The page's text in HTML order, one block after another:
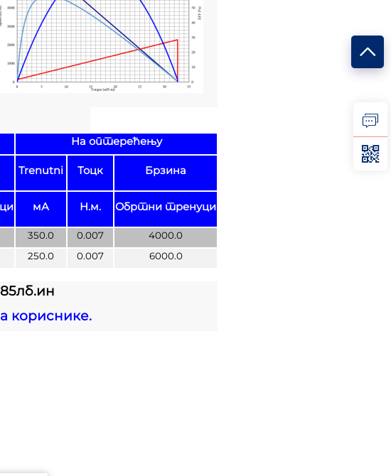
На оптерећењу
Trenutni Тоцк Брзина
мА Н.м. Обртни тренуци
350.0 0.007
4000.0
250.0 0.007 6000.0
кориснике.